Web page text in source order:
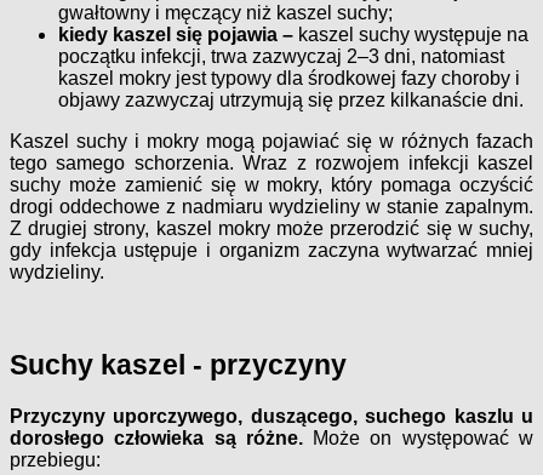
gwałtowny i męczący niż kaszel suchy;
kiedy kaszel się pojawia – kaszel suchy występuje na
początku infekcji, trwa zazwyczaj 2–3 dni, natomiast
kaszel mokry jest typowy dla środkowej fazy choroby i
objawy zazwyczaj utrzymują się przez kilkanaście dni.
Kaszel suchy i mokry mogą pojawiać się w różnych fazach
tego samego schorzenia. Wraz z rozwojem infekcji kaszel
suchy może zamienić się w mokry, który pomaga oczyścić
drogi oddechowe z nadmiaru wydzieliny w stanie zapalnym.
Z drugiej strony, kaszel mokry może przerodzić się w suchy,
gdy infekcja ustępuje i organizm zaczyna wytwarzać mniej
wydzieliny.
Suchy kaszel - przyczyny
Przyczyny uporczywego, duszącego, suchego kaszlu u
dorosłego człowieka są różne.Może on występować w
przebiegu: